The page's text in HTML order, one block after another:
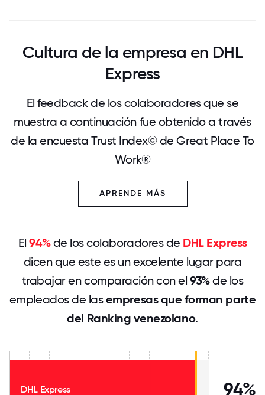
Cultura de la empresa en DHL
Express
El feedback de los colaboradores que se
muestra a continuación fue obtenido a través
de la encuesta Trust Index© de Great Place To
Work®
APRENDE MÁS
El94%de los colaboradores de DHL Express
dicen que este es un excelente lugar para
trabajar en comparación con el93%de los
empleados de lasempresas que forman parte
del Ranking venezolano.
DHL Express 94%